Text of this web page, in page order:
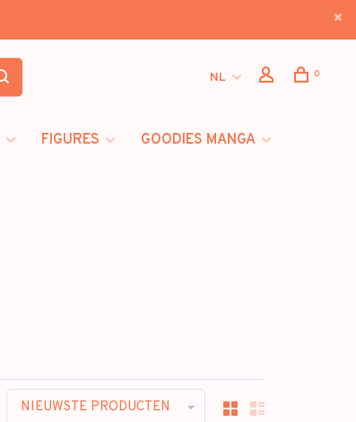
NL 0
FIGURES
GOODIES MANGA
NIEUWSTE PRODUCTEN